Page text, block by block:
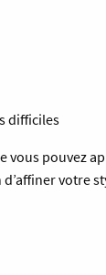
difficiles
vous pouvez
votre